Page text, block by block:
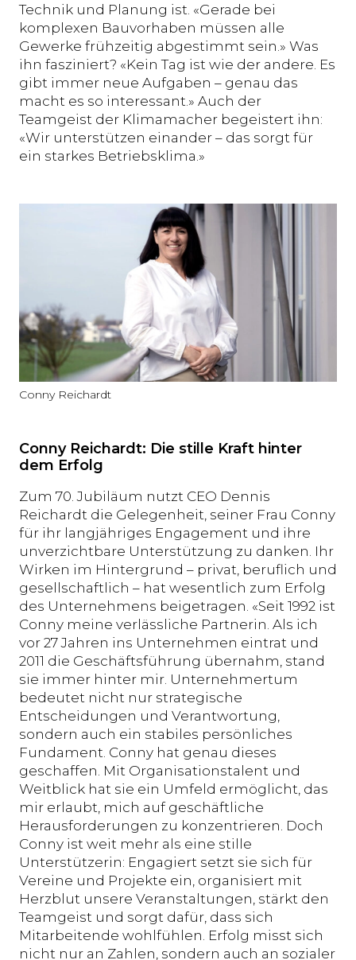
Technik und Planung ist. «Gerade bei
komplexen Bauvorhaben müssen alle
Gewerke frühzeitig abgestimmt sein.» Was
ihn fasziniert? «Kein Tag ist wie der andere. Es
gibt immer neue Aufgaben – genau das
macht es so interessant.» Auch der
Teamgeist der Klimamacher begeistert ihn:
«Wir unterstützen einander – das sorgt für
ein starkes Betriebsklima.»
Conny Reichardt
Conny Reichardt: Die stille Kraft hinter
dem Erfolg
Zum 70. Jubiläum nutzt CEO Dennis
Reichardt die Gelegenheit, seiner Frau Conny
für ihr langjähriges Engagement und ihre
unverzichtbare Unterstützung zu danken. Ihr
Wirken im Hintergrund – privat, beruflich und
gesellschaftlich – hat wesentlich zum Erfolg
des Unternehmens beigetragen. «Seit 1992 ist
Conny meine verlässliche Partnerin. Als ich
vor 27 Jahren ins Unternehmen eintrat und
2011 die Geschäftsführung übernahm, stand
sie immer hinter mir. Unternehmertum
bedeutet nicht nur strategische
Entscheidungen und Verantwortung,
sondern auch ein stabiles persönliches
Fundament. Conny hat genau dieses
geschaffen. Mit Organisationstalent und
Weitblick hat sie ein Umfeld ermöglicht, das
mir erlaubt, mich auf geschäftliche
Herausforderungen zu konzentrieren. Doch
Conny ist weit mehr als eine stille
Unterstützerin: Engagiert setzt sie sich für
Vereine und Projekte ein, organisiert mit
Herzblut unsere Veranstaltungen, stärkt den
Teamgeist und sorgt dafür, dass sich
Mitarbeitende wohlfühlen. Erfolg misst sich
nicht nur an Zahlen, sondern auch an sozialer